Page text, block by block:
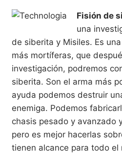
Fisión de
una
de siberita y Misiles. Es
más mortíferas, que
investigación, podremos
siberita. Son el arma más
ayuda podemos destruir
enemiga. Podemos
chasis pesado y avanzado
pero es mejor hacerlas
tienen alcance para todo el